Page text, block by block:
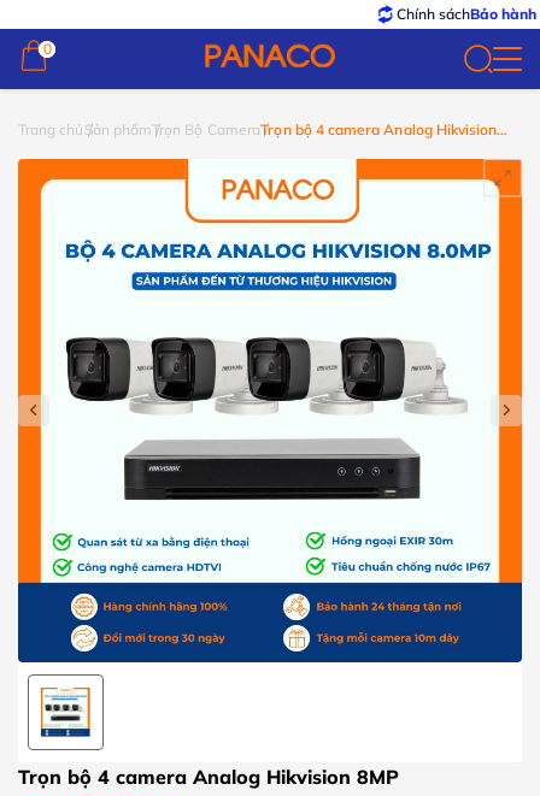
Chính sáchBảo hành – Đổi
0
0
Trang chủ Sản phẩm Trọn Bộ CameraTrọn bộ 4 camera Analog Hikvision
Trọn bộ 4 camera Analog Hikvision 8MP